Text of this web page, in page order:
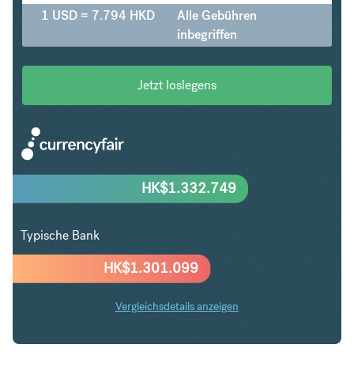
1 USD = 7.794 HKD
Alle Gebühren
inbegriffen
Jetzt loslegens
HK$1.301.099
HK$1.332.749
Typische Bank
Vergleichsdetails anzeigen
USD in HKD Trends